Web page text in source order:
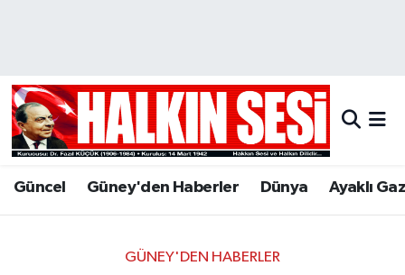
Güncel Güney'den Haberler Dünya Ayaklı
GÜNEY'DEN HABERLER
Hava Durumu
Trafik Durumu
Tüm Manşetler